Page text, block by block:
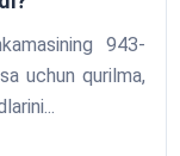
943-
uchun qurilma,